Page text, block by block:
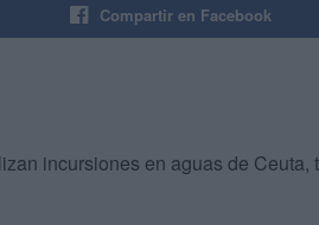
Compartir en Facebook
incursiones en aguas de Ceuta,